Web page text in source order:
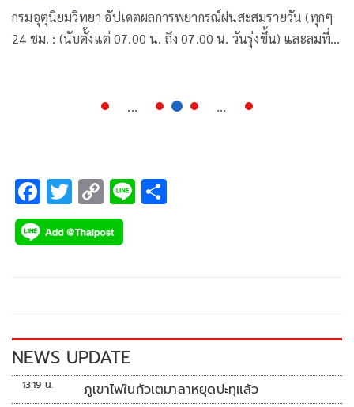
กรมอุตุนิยมวิทยา อัปเดตผลการพยากรณ์ฝนสะสมรายวัน (ทุกๆ
24 ชม. : (นับตั้งแต่ 07.00 น. ถึง 07.00 น. วันรุ่งขึ้น) และลมที่
... ...
F
ac
e
k
T
wi
tt
C
o
p
k
Li
NEWS UPDATE
13:19 น. ภูเขาไฟในกัวเตมาลาหยุดปะทุแล้ว